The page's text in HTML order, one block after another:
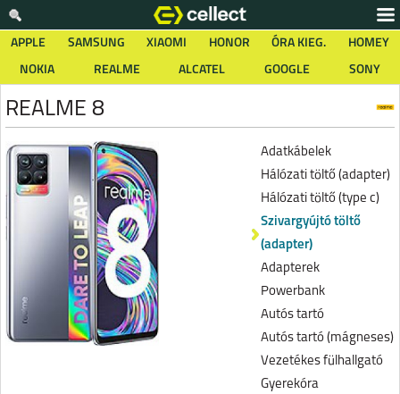
APPLE SAMSUNG XIAOMI HONOR ÓRA KIEG.
HOMEY
NOKIA
REALME ALCATEL GOOGLE SONY
REALME 8
Adatkábelek
Hálózati töltő (adapter)
Hálózati töltő (type c)
Szivargyújtó töltő
(adapter)
Adapterek
Powerbank
Autós tartó
Autós tartó (mágneses)
Vezetékes fülhallgató
Gyerekóra